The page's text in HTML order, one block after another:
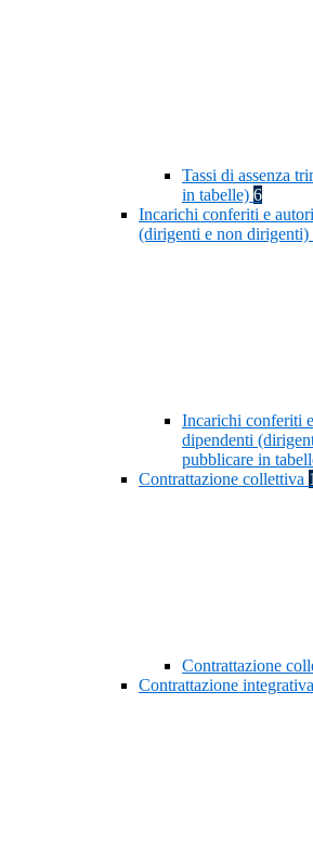
Tassi di assenza
in tabelle) 6
Incarichi conferiti e
(dirigenti e non dirigenti)
Incarichi conferiti
dipendenti
pubblicare in
Contrattazione collettiva 1
Contrattazione
Contrattazione integrativa